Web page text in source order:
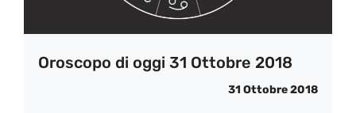
Oroscopo di oggi 31 Ottobre 2018
31 Ottobre 2018